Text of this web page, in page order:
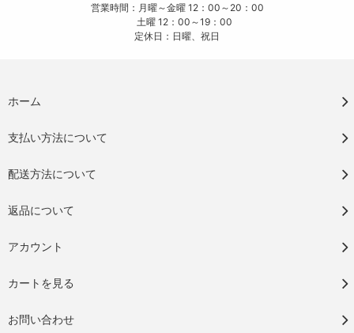
営業時間：月曜～金曜 12：00～20：00
土曜 12：00～19：00
定休日：日曜、祝日
ホーム
支払い方法について
配送方法について
返品について
アカウント
カートを見る
お問い合わせ